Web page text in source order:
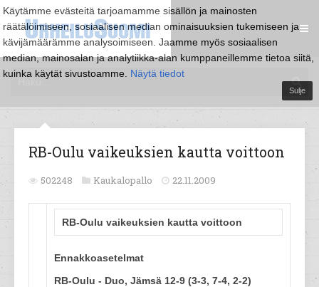
Käytämme evästeitä tarjoamamme sisällön ja mainosten
räätälöimiseen, sosiaalisen median ominaisuuksien tukemiseen ja
kävijämäärämme analysoimiseen. Jaamme myös sosiaalisen
median, mainosalan ja analytiikka-alan kumppaneillemme tietoa siitä,
kuinka käytät sivustoamme. Näytä tiedot
Sulje
RB-Oulu vaikeuksien kautta voittoon
502248 Kaukalopallo 22.11.2009
RB-Oulu vaikeuksien kautta voittoon
Ennakkoasetelmat
RB-Oulu - Duo, Jämsä 12-9 (3-3, 7-4, 2-2)